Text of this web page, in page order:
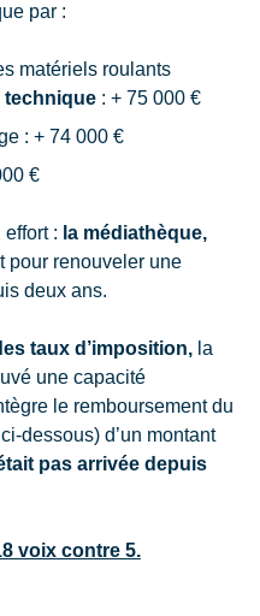
par :
matériels roulants
technique : + 75 000 €
: + 74 000 €
€
: la médiathèque,
pour renouveler une
deux ans.
taux d’imposition,la
une capacité
le remboursement du
dessous) d’un montant
pas arrivée depuis
voix contre 5.